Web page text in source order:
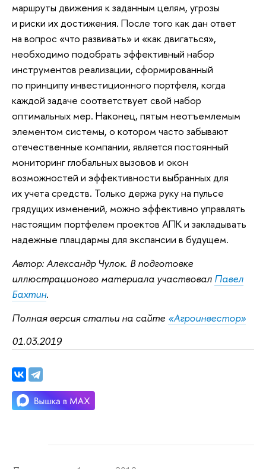
маршруты движения к заданным целям, угрозы
и риски их достижения. После того как дан ответ
на вопрос «что развивать» и «как двигаться»,
необходимо подобрать эффективный набор
инструментов реализации, сформированный
по принципу инвестиционного портфеля, когда
каждой задаче соответствует свой набор
оптимальных мер. Наконец, пятым неотъемлемым
элементом системы, о котором часто забывают
отечественные компании, является постоянный
мониторинг глобальных вызовов и окон
возможностей и эффективности выбранных для
их учета средств. Только держа руку на пульсе
грядущих изменений, можно эффективно управлять
настоящим портфелем проектов АПК и закладывать
надежные плацдармы для экспансии в будущем.
Автор: Александр Чулок. В подготовке
иллюстрационого материала участвовал Павел
Бахтин.
Полная версия статьи на сайте «Агроинвестор»
01.03.2019